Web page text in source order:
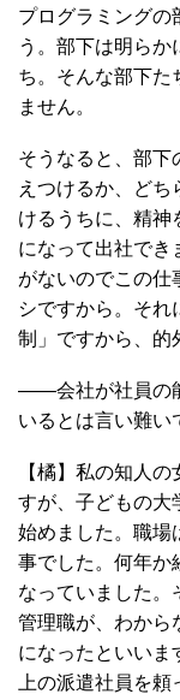
プログラミングの
う。部下は明らか
ち。そんな部下た
ません。
そうなると、部下
えつけるか、ど
けるうちに、精神
になって出社でき
がないのでこの仕
シですから。それ
制」ですから、的
――会社が社員の
いるとは言い難い
【橘】私の知人
すが、子どもの大
始めました。職場
事でした。何年か
なっていました。
管理職が、わから
になったといいま
上の派遣社員を